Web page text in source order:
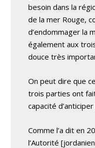
besoin dans la
de la mer Rouge,
d’endommager la
également aux
douce très
On peut dire que
trois parties ont
capacité d’anticiper
Comme l’a dit en
l’Autorité